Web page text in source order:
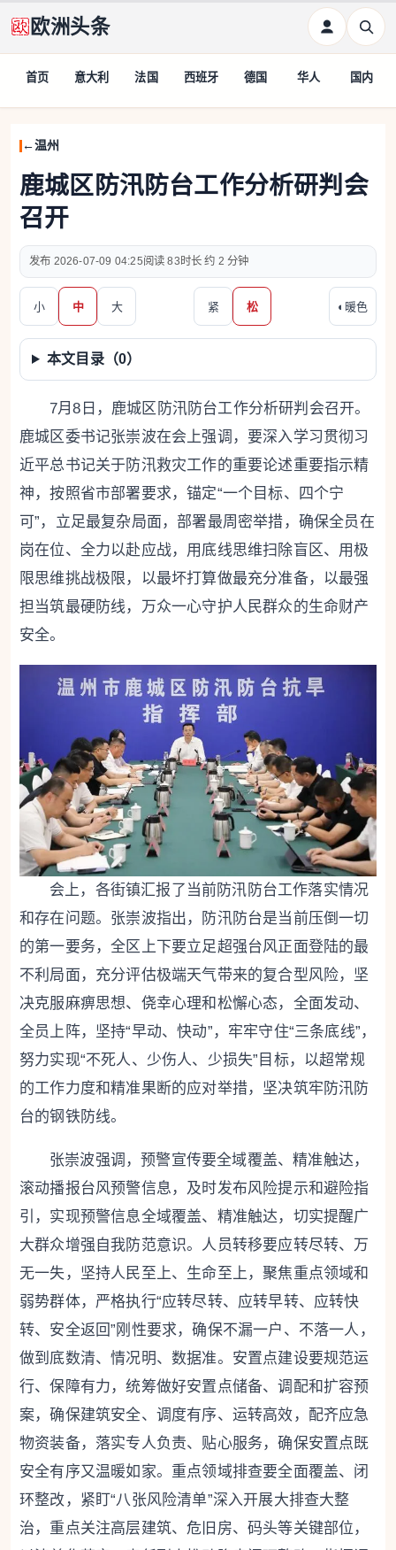
欧洲头条
首页 意大利 法国 西班牙 德国 华人 国内
温州
鹿城区防汛防台工作分析研判会
召开
2026-07-09 04:25 83 约 2 分钟
小 中 大 紧 松 ◐ 暖色
本文目录（0）
7月8日，鹿城区防汛防台工作分析研判会召开。
鹿城区委书记张崇波在会上强调，要深入学习贯彻习
近平总书记关于防汛救灾工作的重要论述重要指示精
神，按照省市部署要求，锚定“一个目标、四个宁
可”，立足最复杂局面，部署最周密举措，确保全员在
岗在位、全力以赴应战，用底线思维扫除盲区、用极
限思维挑战极限，以最坏打算做最充分准备，以最强
担当筑最硬防线，万众一心守护人民群众的生命财产
安全。
会上，各街镇汇报了当前防汛防台工作落实情况
和存在问题。张崇波指出，防汛防台是当前压倒一切
的第一要务，全区上下要立足超强台风正面登陆的最
不利局面，充分评估极端天气带来的复合型风险，坚
决克服麻痹思想、侥幸心理和松懈心态，全面发动、
全员上阵，坚持“早动、快动”，牢牢守住“三条底线”，
努力实现“不死人、少伤人、少损失”目标，以超常规
的工作力度和精准果断的应对举措，坚决筑牢防汛防
台的钢铁防线。
张崇波强调，预警宣传要全域覆盖、精准触达，
滚动播报台风预警信息，及时发布风险提示和避险指
引，实现预警信息全域覆盖、精准触达，切实提醒广
大群众增强自我防范意识。 人员转移要应转尽转、万
无一失，
坚持人民至上、生命至上，聚焦重点领域和
弱势群体，严格执行“应转尽转、应转早转、应转快
转、安全返回”刚性要求，确保不漏一户、不落一人，
做到底数清、情况明、数据准。 安置点建设要规范运
行、保障有力，统筹做好安置点储备、调配和扩容预
案，确保建筑安全、调度有序、运转高效，配齐应急
物资装备，落实专人负责、贴心服务，确保安置点既
安全有序又温暖如家。 重点领域排查要全面覆盖、闭
环整改，
紧盯“八张风险清单”深入开展大排查大整
治，重点关注高层建筑、危旧房、码头等关键部位，